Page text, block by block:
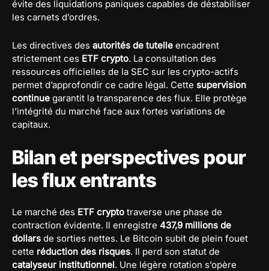
évite des liquidations paniques capables de déstabiliser
les carnets d’ordres.
Les directives des autorités de tutelle encadrent
strictement ces ETF crypto. La consultation des
ressources officielles de la SEC sur les crypto-actifs
permet d’approfondir ce cadre légal. Cette supervision
continue garantit la transparence des flux. Elle protège
l’intégrité du marché face aux fortes variations de
capitaux.
Bilan et perspectives pour
les flux entrants
Le marché des ETF crypto traverse une phase de
contraction évidente. Il enregistre 437,9 millions de
dollars de sorties nettes. Le Bitcoin subit de plein fouet
cette réduction des risques. Il perd son statut de
catalyseur institutionnel. Une légère rotation s’opère